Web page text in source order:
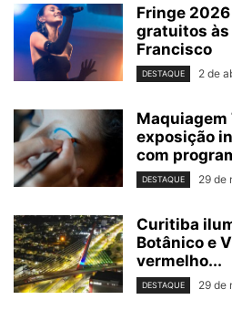
Fringe
gratuitos às
Francisco
DESTAQUE 2 de
Maquiagem
exposição
com
DESTAQUE 29 de
Curitiba
Botânico e
vermelho...
DESTAQUE 29 de